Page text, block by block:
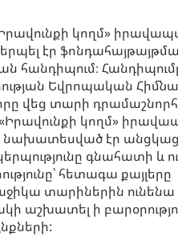
կողմ»
էր
հանդիպում։
Եվրոպական
վեց տարի
կողմ»
նախատեսված էր
գնահատի և
հետագա քայլերը
տարիներին ունենա
աշխատել ի